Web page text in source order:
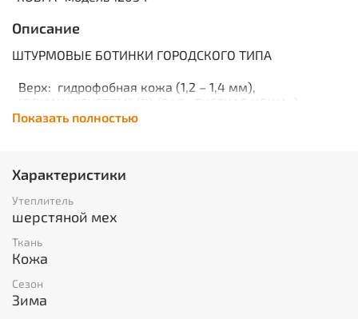
Описание
ШТУРМОВЫЕ БОТИНКИ ГОРОДСКОГО ТИПА
Верх: гидрофобная кожа (1,2 – 1,4 мм),
Подкладка:набивной шерстяной мех (меринос)
Супинатор: металлический.
Подносок и задник: усиленный из
термопластического
материала.
Размеры: 40-46.
Глухой клапан предохраняет ногу от воздействия
окружающей среды (пыль, вода, грязь).
Скоростная шнуровка.
Цвет: черный.
Носочная часть укреплена кожей cвысокопрочным
Показать полностью
Характеристики
Утеплитель
шерстяной мех
Ткань
Кожа
Сезон
Зима